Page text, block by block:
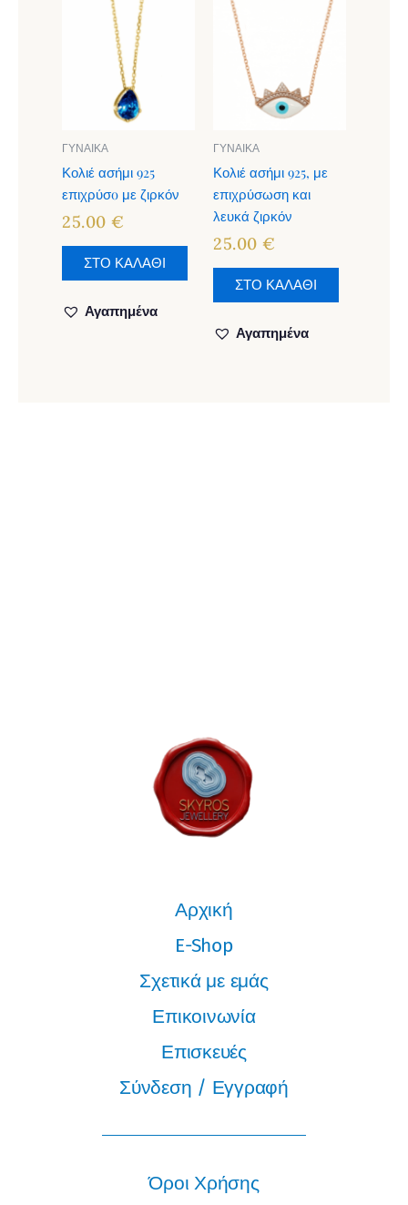
ΓΥΝΑΙΚΑ
Κολιέ ασήμι 925
επιχρύσo με ζιρκόν
25.00 €
ΣΤΟ ΚΑΛΑΘΙ
Αγαπημένα
ΓΥΝΑΙΚΑ
Κολιέ ασήμι 925, με
επιχρύσωση και
λευκά ζιρκόν
25.00 €
ΣΤΟ ΚΑΛΑΘΙ
Αγαπημένα
Αρχική
E-Shop
Σχετικά με εμάς
Επικοινωνία
Επισκευές
Σύνδεση / Εγγραφή
Όροι Χρήσης